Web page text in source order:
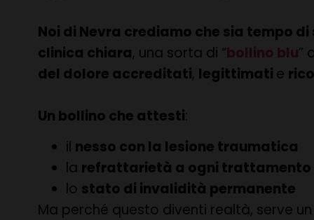
Noi di Nevra crediamo che sia tempo
clinica chiara, una sorta di “bollino blu”
del dolore accreditati, legittimati e
Un bollino che attesti:
il nesso con la lesione traumatica
la refrattarietà a ogni trattamento
lo stato di invalidità permanente
Ma perché questo diventi realtà, serve